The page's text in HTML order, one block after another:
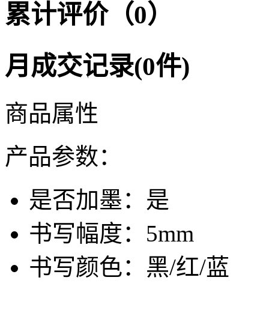
累计评价（0）
月成交记录(0件)
商品属性
产品参数：
是否加墨： 是
书写幅度： 5mm
书写颜色： 黑/红/蓝